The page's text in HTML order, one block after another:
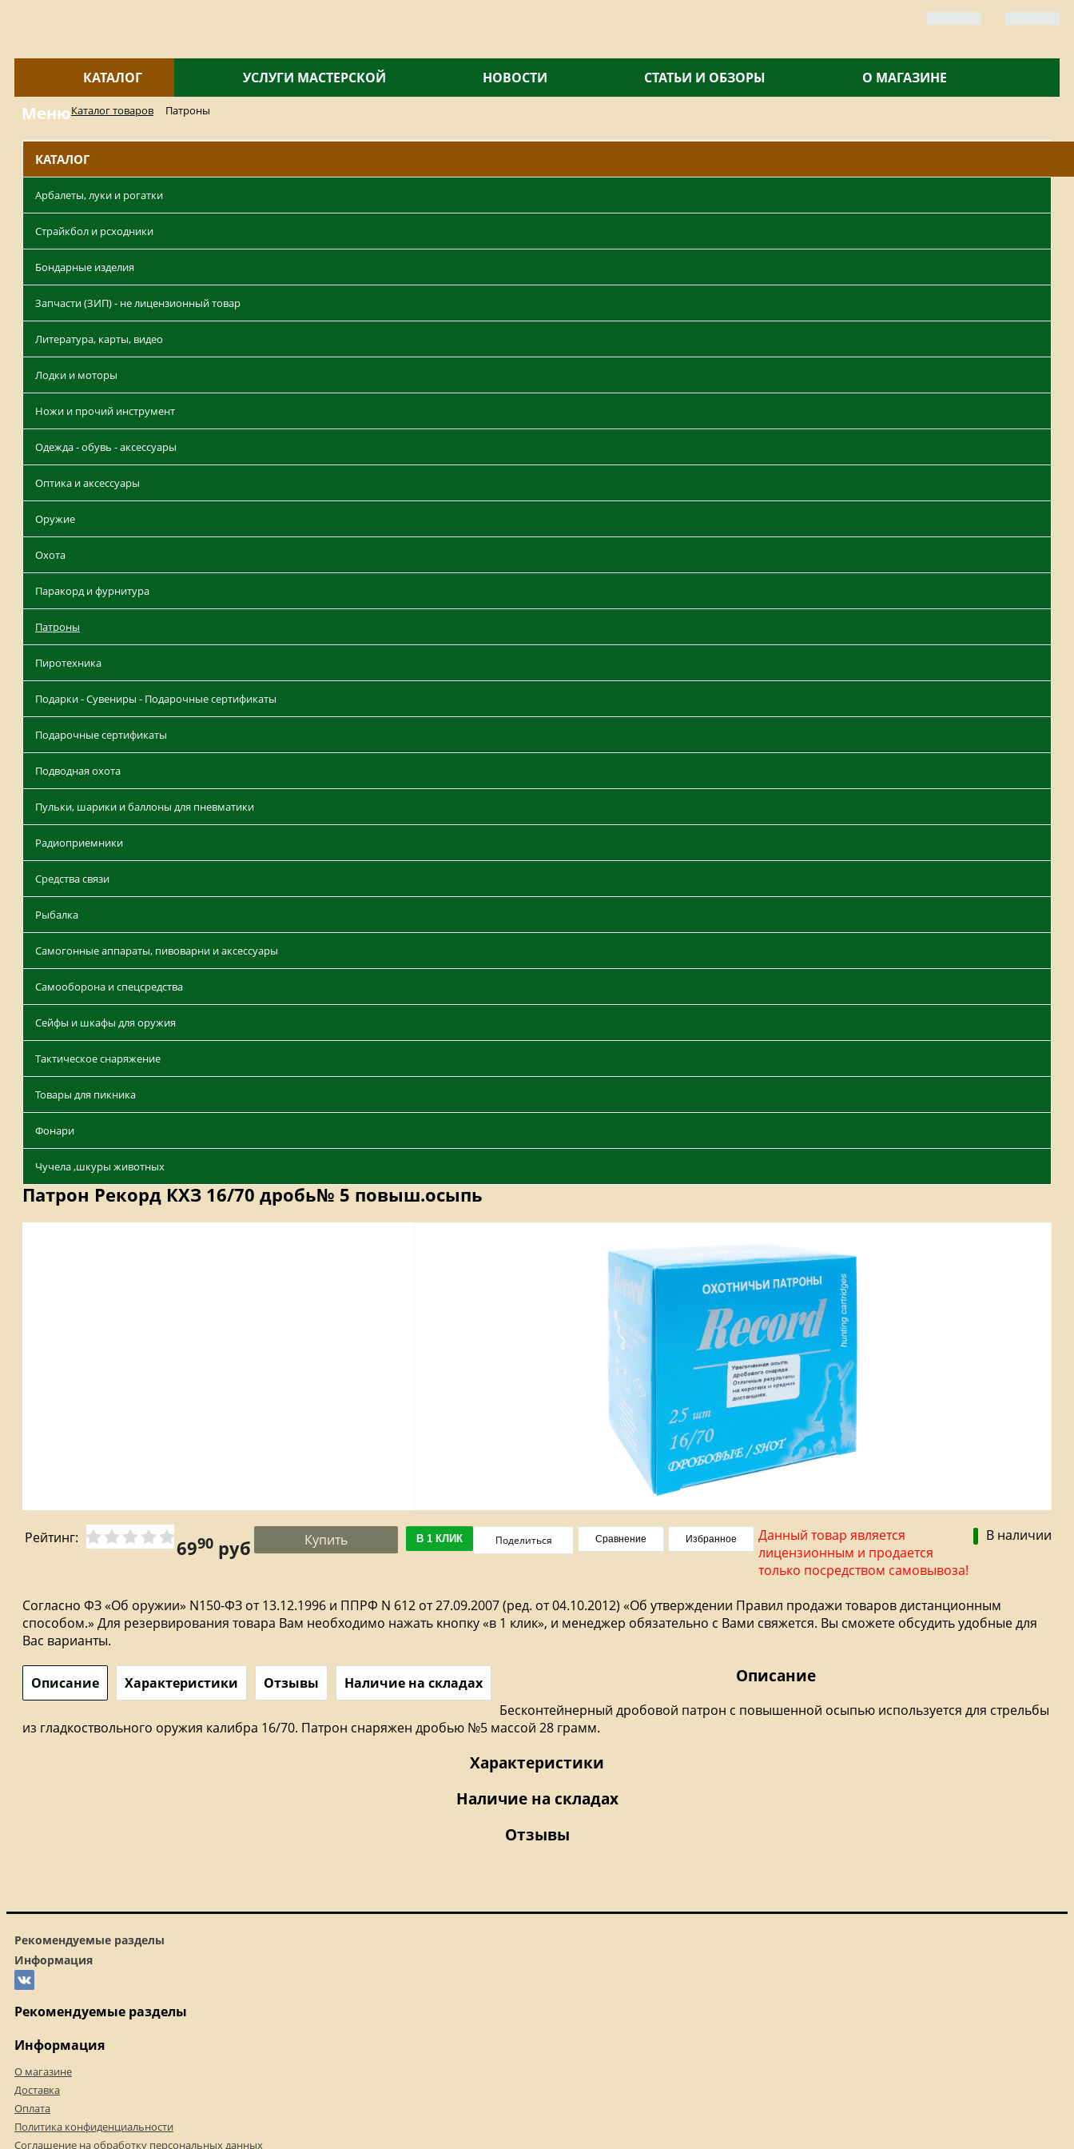
КАТАЛОГ УСЛУГИ МАСТЕРСКОЙ НОВОСТИ СТАТЬИ И ОБЗОРЫ О МАГАЗИНЕ
МенюКаталог товаров Патроны
КАТАЛОГ
Арбалеты, луки и рогатки
Страйкбол и рсходники
Бондарные изделия
Запчасти (ЗИП) - не лицензионный товар
Литература, карты, видео
Лодки и моторы
Ножи и прочий инструмент
Одежда - обувь - аксессуары
Оптика и аксессуары
Оружие
Охота
Паракорд и фурнитура
Патроны
Пиротехника
Подарки - Сувениры - Подарочные сертификаты
Подарочные сертификаты
Подводная охота
Пульки, шарики и баллоны для пневматики
Радиоприемники
Средства связи
Рыбалка
Самогонные аппараты, пивоварни и аксессуары
Самооборона и спецсредства
Сейфы и шкафы для оружия
Тактическое снаряжение
Товары для пикника
Фонари
Чучела ,шкуры животных
Патрон Рекорд КХЗ 16/70 дробь№ 5 повыш.осыпь
Описание Характеристики Отзывы Наличие на складах
Рейтинг: В наличии
6990 руб Купить В 1 КЛИК Поделиться Сравнение Избранное
Данный товар является
лицензионным и продается
только посредством самовывоза!
Согласно ФЗ «Об оружии» N150-ФЗ от 13.12.1996 и ППРФ N 612 от 27.09.2007 (ред. от 04.10.2012) «Об утверждении Правил продажи товаров дистанционным
способом.» Для резервирования товара Вам необходимо нажать кнопку «в 1 клик», и менеджер обязательно с Вами свяжется. Вы сможете обсудить удобные для
Вас варианты.
Описание Характеристики Отзывы Наличие на складах Описание
Бесконтейнерный дробовой патрон с повышенной осыпью используется для стрельбы
из гладкоствольного оружия калибра 16/70. Патрон снаряжен дробью №5 массой 28 грамм.
Характеристики
Наличие на складах
Отзывы
Рекомендуемые разделы
Информация
Рекомендуемые разделы
Информация
О магазине
Доставка
Оплата
Политика конфиденциальности
Соглашение на обработку персональных данных